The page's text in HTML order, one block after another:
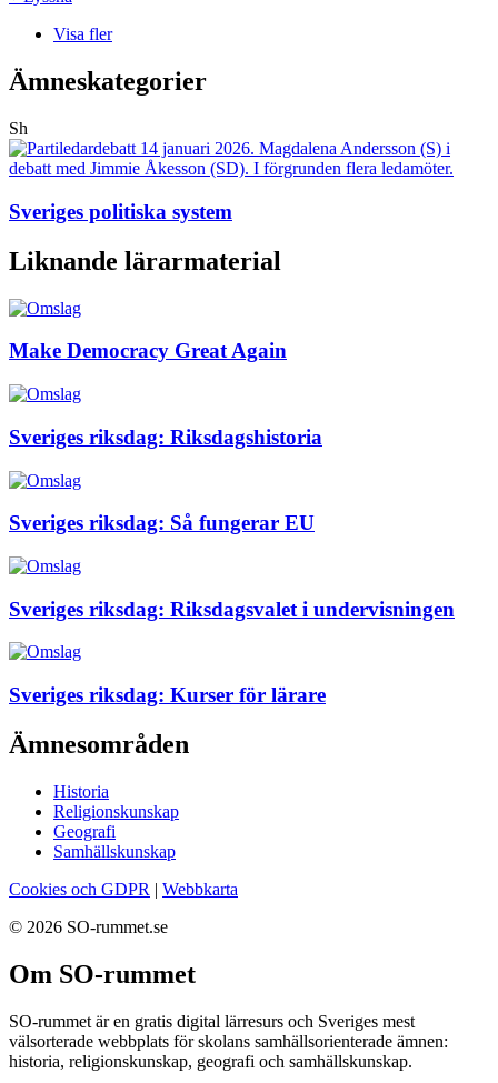
Visa fler
Ämneskategorier
Sh
Sveriges politiska system
Liknande lärarmaterial
Make Democracy Great Again
Sveriges riksdag: Riksdagshistoria
Sveriges riksdag: Så fungerar EU
Sveriges riksdag: Riksdagsvalet i undervisningen
Sveriges riksdag: Kurser för lärare
Ämnesområden
Historia
Religionskunskap
Geografi
Samhällskunskap
Cookies och GDPR | Webbkarta
© 2026 SO-rummet.se
Om SO-rummet
SO-rummet är en gratis digital lärresurs och Sveriges mest
välsorterade webbplats för skolans samhällsorienterade ämnen:
historia, religionskunskap, geografi och samhällskunskap.